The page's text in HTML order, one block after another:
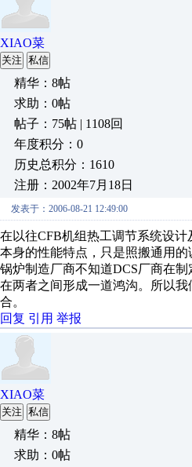
XIAO菜
关注 私信
精华：8帖
求助：0帖
帖子：75帖 | 1108回
年度积分：0
历史总积分：1610
注册：2002年7月18日
发表于：2006-08-21 12:49:00
在以往CFB机组热工调节系统设
本身的性能特点，只是照搬通用
锅炉制造厂商不知道DCS厂商在
在两者之间形成一道鸿沟。所以
合。
回复 引用 举报
XIAO菜
关注 私信
精华：8帖
求助：0帖